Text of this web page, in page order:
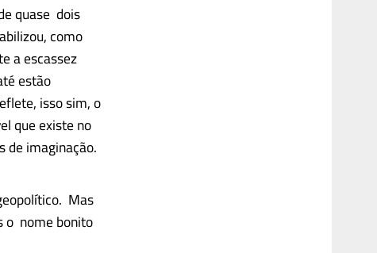
quase dois
como
a escassez
estão
isso sim, o
que existe no
de imaginação.
Mas
o nome bonito